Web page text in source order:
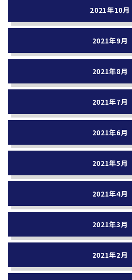
2021年10月
2021年9月
2021年8月
2021年7月
2021年6月
2021年5月
2021年4月
2021年3月
2021年2月